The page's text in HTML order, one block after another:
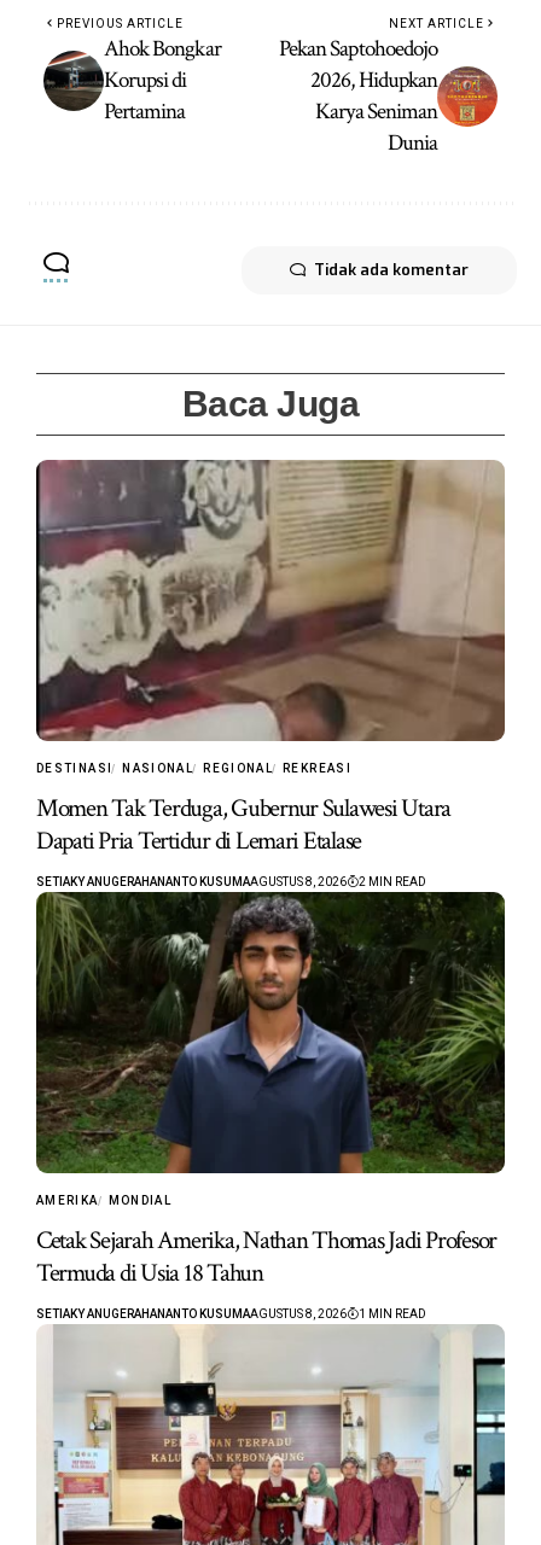
PREVIOUS ARTICLE
Ahok Bongkar
Korupsi di
Pertamina
NEXT ARTICLE
Pekan Saptohoedojo
2026, Hidupkan
Karya Seniman
Dunia
Tidak ada komentar
Baca Juga
DESTINASI NASIONAL REGIONAL REKREASI
Momen Tak Terduga, Gubernur Sulawesi Utara
Dapati Pria Tertidur di Lemari Etalase
SETIAKY ANUGERAHANANTO KUSUMAAGUSTUS 8, 2026 2 MIN READ
AMERIKA MONDIAL
Cetak Sejarah Amerika, Nathan Thomas Jadi Profesor
Termuda di Usia 18 Tahun
SETIAKY ANUGERAHANANTO KUSUMAAGUSTUS 8, 2026 1 MIN READ